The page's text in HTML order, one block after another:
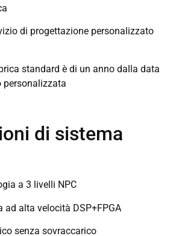
di progettazione personalizzato
standard è di un anno dalla data
personalizzata
di sistema
a 3 livelli NPC
ad alta velocità DSP+FPGA
senza sovraccarico